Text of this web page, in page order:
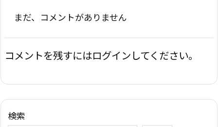
まだ、コメントがありません
コメントを残すにはログインしてください。
検索